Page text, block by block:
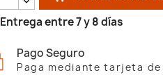
Entrega entre 7 y 8 días
Pago Seguro
Paga mediante tarjeta